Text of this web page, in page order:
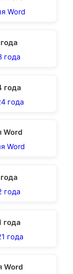
года
Word
года
Word